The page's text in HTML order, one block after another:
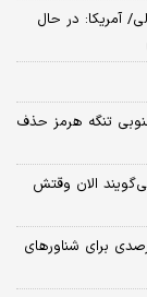
آمریکا: در حال
تنگه هرمز حذف
می‌گویند الان وقتش
از طرح راهبردی امنیت تنگه هرمز/جریمه ۲۰ درصدی برای شناورهای